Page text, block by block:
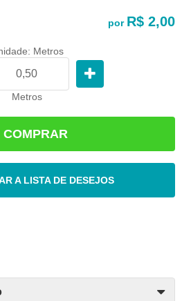
por R$ 2,00
Metros
Metros
COMPRAR
A LISTA DE DESEJOS